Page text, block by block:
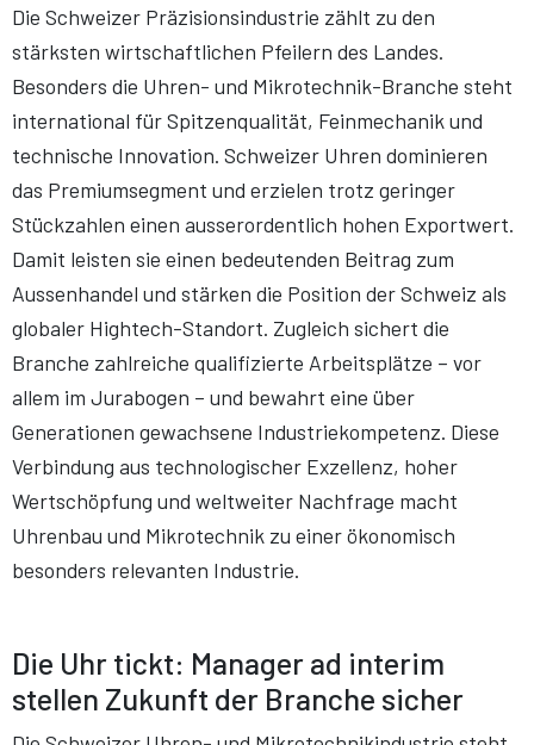
Die Schweizer Präzisionsindustrie zählt zu den
stärksten wirtschaftlichen Pfeilern des Landes.
Besonders die Uhren- und Mikrotechnik-Branche steht
international für Spitzenqualität, Feinmechanik und
technische Innovation. Schweizer Uhren dominieren
das Premiumsegment und erzielen trotz geringer
Stückzahlen einen ausserordentlich hohen Exportwert.
Damit leisten sie einen bedeutenden Beitrag zum
Aussenhandel und stärken die Position der Schweiz als
globaler Hightech-Standort. Zugleich sichert die
Branche zahlreiche qualifizierte Arbeitsplätze – vor
allem im Jurabogen – und bewahrt eine über
Generationen gewachsene Industriekompetenz. Diese
Verbindung aus technologischer Exzellenz, hoher
Wertschöpfung und weltweiter Nachfrage macht
Uhrenbau und Mikrotechnik zu einer ökonomisch
besonders relevanten Industrie.
Die Uhr tickt: Manager ad interim
stellen Zukunft der Branche sicher